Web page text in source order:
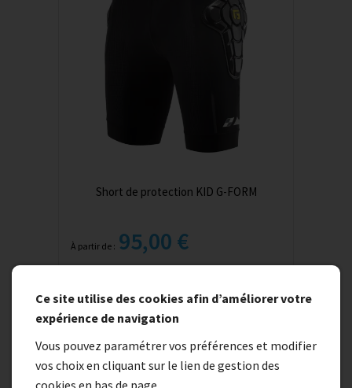
Short de protection KID G-FORM
À partir de : 95,00 €
Ce site utilise des cookies afin d’améliorer votre
expérience de navigation
Vous pouvez paramétrer vos préférences et modifier
vos choix en cliquant sur le lien de gestion des
cookies en bas de page.